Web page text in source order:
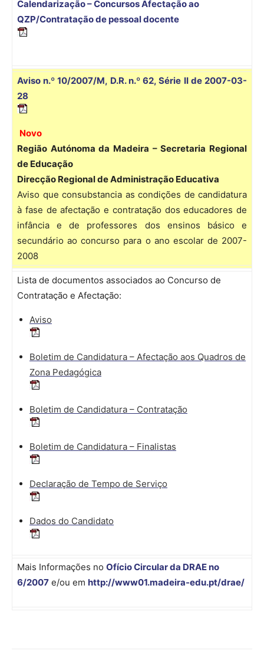
Calendarização – Concursos Afectação ao
QZP/Contratação de pessoal docente
Aviso n.º 10/2007/M, D.R. n.º 62, Série II de 2007-03-
28
Novo
Região Autónoma da Madeira – Secretaria Regional
de Educação
Direcção Regional de Administração Educativa
Aviso que consubstancia as condições de candidatura
à fase de afectação e contratação dos educadores de
infância e de professores dos ensinos básico e
secundário ao concurso para o ano escolar de 2007-
2008
Lista de documentos associados ao Concurso de
Contratação e Afectação:
Aviso
Boletim de Candidatura – Afectação aos Quadros de
Zona Pedagógica
Boletim de Candidatura – Contratação
Boletim de Candidatura – Finalistas
Declaração de Tempo de Serviço
Dados do Candidato
Mais Informações no Ofício Circular da DRAE no
6/2007 e/ou em http://www01.madeira-edu.pt/drae/